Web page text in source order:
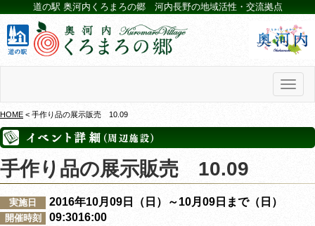
道の駅 奥河内くろまろの郷 河内長野の地域活性・交流拠点
HOME < 手作り品の展示販売 10.09
手作り品の展示販売 10.09
実施日 2016年10月09日（日）～10月09日まで（日）
開催時刻 09:3016:00